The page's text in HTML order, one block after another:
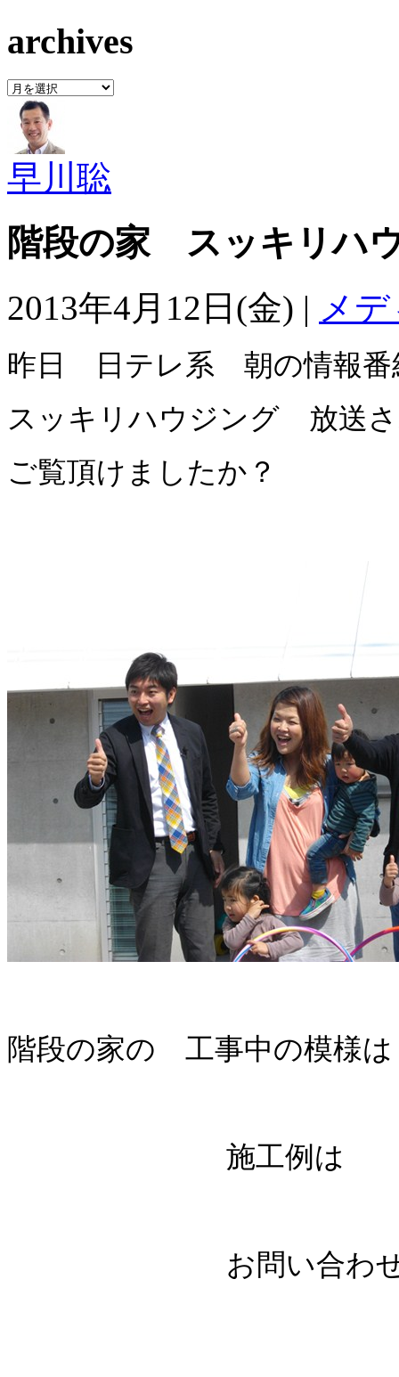
archives
archives
早川聡
階段の家 スッキリハ
2013年4月12日(金) | メ
昨日 日テレ系 朝の情
スッキリハウジング 放送
ご覧頂けましたか？
階段の家の 工事中の模様
施工例
お問い合わ